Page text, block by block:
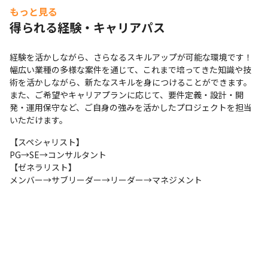
課題やストレスが大きくなる前に、課題解決もしくはスト
レス軽減の方向を見出せるよう、バックアップ体制を整え
ています
・定期的にメンタルヘルス/セルフケア研修（従業員向
け）や、メンタルヘルス/ラインケア研修（管理監督者向
け）を実施し、「早期に気付く」ことの大切さを啓蒙する
とともに、気軽に相談できる雰囲気づくりにも努めていま
す
もっと見る
得られる経験・キャリアパス
経験を活かしながら、さらなるスキルアップが可能な環境です！
幅広い業種の多様な案件を通じて、これまで培ってきた知識や技
術を活かしながら、新たなスキルを身につけることができます。
また、ご希望やキャリアプランに応じて、要件定義・設計・開
発・運用保守など、ご自身の強みを活かしたプロジェクトを担当
いただけます。
【スペシャリスト】
PG→SE→コンサルタント
【ゼネラリスト】
メンバー→サブリーダー→リーダー→マネジメント